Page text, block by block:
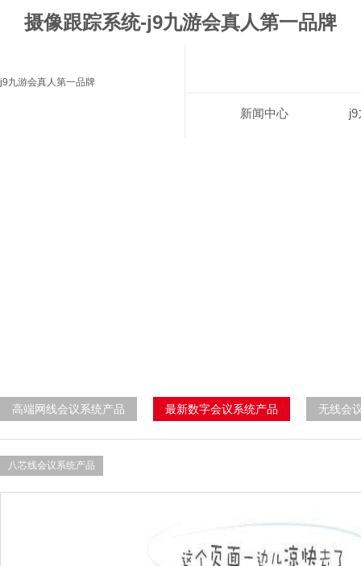
摄像跟踪系统-j9九游会真人第一品牌
j9九游会真人第一品牌
新闻中心
高端网线会议系统产品 最新数字会议系统产品 无线会
八芯线会议系统产品